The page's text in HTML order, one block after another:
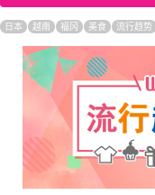
日本 越南 福冈 美食 流行趋势